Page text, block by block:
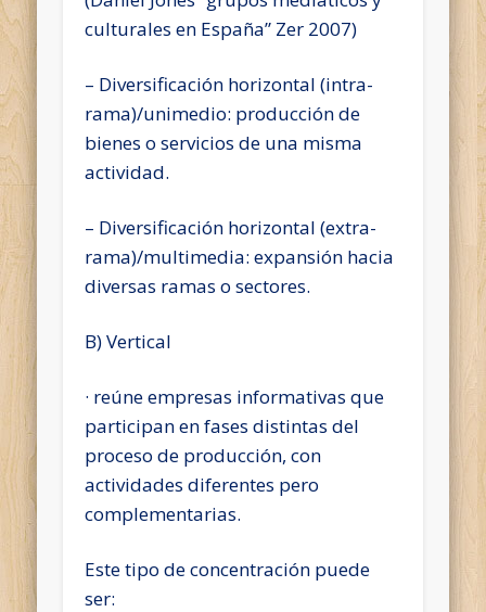
culturales en España” Zer 2007)
– Diversificación horizontal (intra-
rama)/unimedio: producción de
bienes o servicios de una misma
actividad.
– Diversificación horizontal (extra-
rama)/multimedia: expansión hacia
diversas ramas o sectores.
B) Vertical
· reúne empresas informativas que
participan en fases distintas del
proceso de producción, con
actividades diferentes pero
complementarias.
Este tipo de concentración puede
ser: